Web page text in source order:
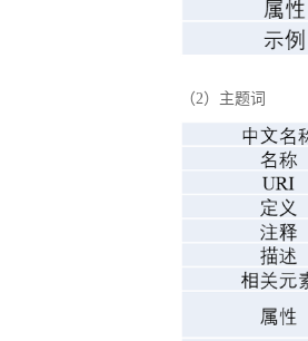
（2）主题词